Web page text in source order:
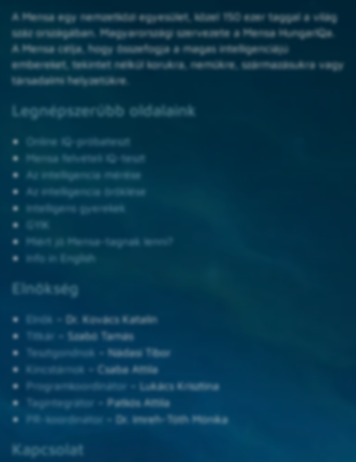
A Mensa egy nemzetközi egyesület, közel 150 ezer taggal a világ
száz országában. Magyarországi szervezete a Mensa HungarIQa.
A Mensa célja, hogy összefogja a magas intelligenciájú
embereket, tekintet nélkül korukra, nemükre, származásukra vagy
társadalmi helyzetükre.
Legnépszerűbb oldalaink
Online IQ-próbateszt
Mensa felvételi IQ-teszt
Az intelligencia mérése
Az intelligencia öröklése
Intelligens gyerekek
GYIK
Miért jó Mensa-tagnak lenni?
Info in English
Elnökség
Elnök – Dr. Kovács Katalin
Titkár – Szabó Tamás
Tesztgondnok
– Nádasi Tibor
Kincstárnok – Csaba Attila
Programkoordinátor – Lukács Krisztina
Tagintegrátor
– Patkós Attila
PR-koordinátor – Dr. Imreh-Tóth Mónika
Kapcsolat